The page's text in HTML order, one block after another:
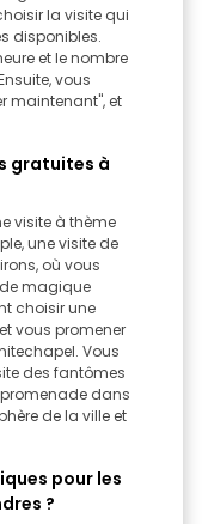
la visite qui
disponibles.
et le nombre
vous
maintenant", et
gratuites à
visite à thème
une visite de
où vous
magique
choisir une
vous promener
Vous
des fantômes
dans
de la ville et
pour les
?